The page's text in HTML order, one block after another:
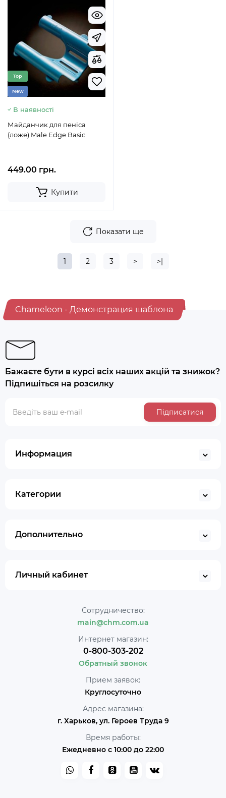
Top
New
В наявності
Майданчик для пеніса
(ложе) Male Edge Basic
449.00 грн.
Купити
Показати ще
1 2 3 > >|
Chameleon - Демонстрация шаблона
Бажаєте бути в курсі всіх наших акцій та знижок?
Підпишіться на розсилку
Підписатися
Информация
Категории
Дополнительно
Личный кабинет
Сотрудничество:
main@chm.com.ua
Интернет магазин:
0-800-303-202
Обратный звонок
Прием заявок:
Круглосуточно
Адрес магазина:
г. Харьков, ул. Героев Труда 9
Время работы:
Ежедневно с 10:00 до 22:00